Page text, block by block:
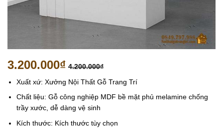
3.200.000₫ 4.200.000₫
Xuất xứ: Xưởng Nội Thất Gỗ Trang Trí
Chất liệu: Gỗ công nghiệp MDF bề mặt phủ melamine chống
trầy xước, dễ dàng vệ sinh
Kích thước: Kích thước tùy chọn